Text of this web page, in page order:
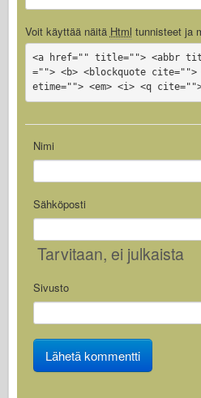
Voit käyttää näitä Html tunnisteet ja
<a href="" title=""> <abbr
=""> <b> <blockquote
etime=""> <em> <i> <q
Nimi
Sähköposti
Tarvitaan, ei julkaista
Sivusto